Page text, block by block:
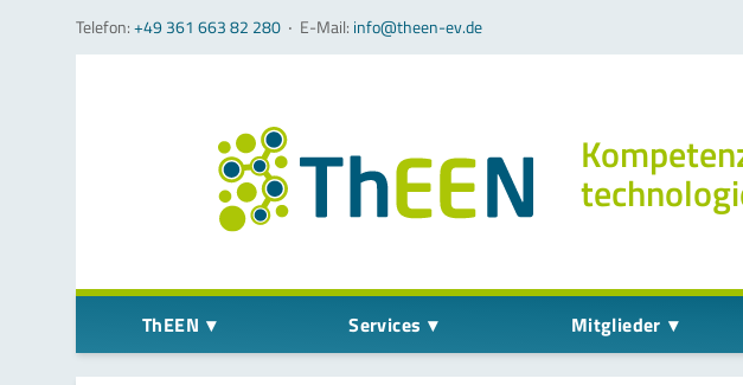
Telefon:+49 361 663 82 280 ‧ E-Mail: info@theen-ev.de
Navigation überspringen
ThEEN Services Mitglieder